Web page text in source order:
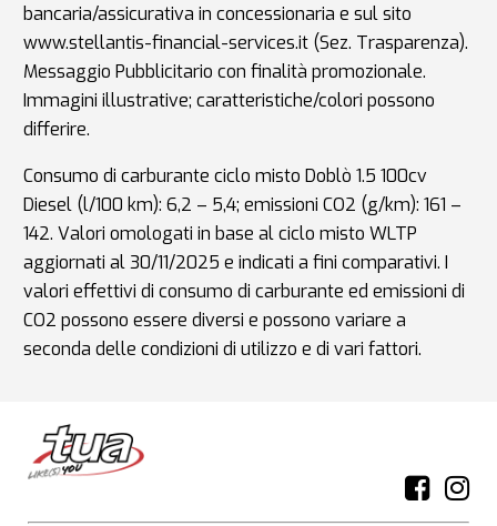
bancaria/assicurativa in concessionaria e sul sito
www.stellantis-financial-services.it (Sez. Trasparenza).
Messaggio Pubblicitario con finalità promozionale.
Immagini illustrative; caratteristiche/colori possono
differire.
Consumo di carburante ciclo misto Doblò 1.5 100cv
Diesel (l/100 km): 6,2 – 5,4; emissioni CO2 (g/km): 161 –
142. Valori omologati in base al ciclo misto WLTP
aggiornati al 30/11/2025 e indicati a fini comparativi. I
valori effettivi di consumo di carburante ed emissioni di
CO2 possono essere diversi e possono variare a
seconda delle condizioni di utilizzo e di vari fattori.